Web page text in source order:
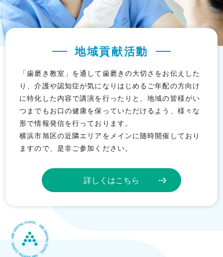
地域貢献活動
「歯磨き教室」を通して歯磨きの大切さをお伝えした
り、介護や認知症が気になりはじめるご年配の方向け
に特化した内容で講演を行ったりと、地域の皆様がい
つまでもお口の健康を保っていただけるよう、様々な
形で情報発信を行っております。
横浜市旭区の近隣エリアをメインに随時開催しており
ますので、是非ご参加ください。
詳しくはこちら